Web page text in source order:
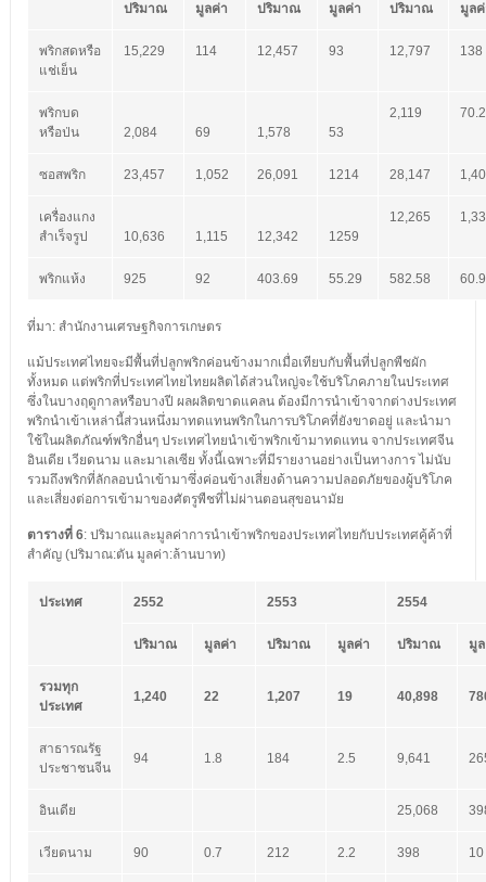
ปริมาณ มูลค่า ปริมาณ มูลค่า ปริมาณ มูล
พริกสดหรือ
แช่เย็น
15,229 114 12,457 93 12,797 138
พริกบด
หรือป่น
2,084 69 1,578 53
2,119
ซอสพริก 23,457 1,052 26,091 1214 28,147
เครื่องแกง
สำเร็จรูป
10,636 1,115 12,342 1259
12,265
พริกแห้ง 925 92 403.69 55.29 582.58
ที่มา: สำนักงานเศรษฐกิจการเกษตร
แม้ประเทศไทยจะมีพื้นที่ปลูกพริกค่อนข้างมากเมื่อเทียบกับพื้นที่ปลูกพืชผัก
ทั้งหมด แต่พริกที่ประเทศไทยไทยผลิตได้ส่วนใหญ่จะใช้บริโภคภายในประเทศ
ซึ่งในบางฤดูกาลหรือบางปี ผลผลิตขาดแคลน ต้องมีการนำเข้าจากต่างประเทศ
พริกนำเข้าเหล่านี้ส่วนหนึ่งมาทดแทนพริกในการบริโภคที่ยังขาดอยู่ และนำมา
ใช้ในผลิตภัณฑ์พริกอื่นๆ ประเทศไทยนำเข้าพริกเข้ามาทดแทน จากประเทศจีน
อินเดีย เวียดนาม และมาเลเซีย ทั้งนี้เฉพาะที่มีรายงานอย่างเป็นทางการ ไม่นับ
รวมถึงพริกที่ลักลอบนำเข้ามาซึ่งค่อนข้างเสี่ยงด้านความปลอดภัยของผู้บริโภค
และเสี่ยงต่อการเข้ามาของศัตรูพืชที่ไม่ผ่านตอนสุขอนามัย
ตารางที่ 6: ปริมาณและมูลค่าการนำเข้าพริกของประเทศไทยกับประเทศคู้ค้าที่
สำคัญ (ปริมาณ:ตัน มูลค่า:ล้านบาท)
ประเทศ 2552 2553 2554
ปริมาณ มูลค่า ปริมาณ มูลค่า ปริมาณ มู
รวมทุก
ประเทศ
1,240 22 1,207 19 40,898
สาธารณรัฐ
ประชาชนจีน
94 1.8 184 2.5 9,641
อินเดีย 25,068
เวียดนาม 90 0.7 212 2.2 398 10